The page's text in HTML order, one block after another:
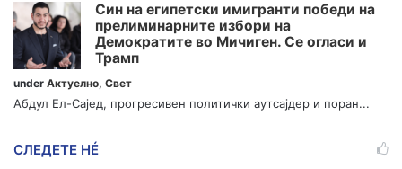
Син на египетски имигранти победи на
прелиминарните избори на
Демократите во Мичиген. Се огласи и
Трамп
under Актуелно, Свет
Абдул Ел-Сајед, прогресивен политички аутсајдер и поран...
СЛЕДЕТЕ НÉ